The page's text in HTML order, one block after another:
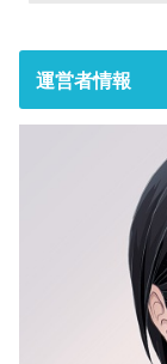
運営者情報